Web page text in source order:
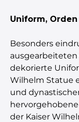
Uniform,
Besonders
dekorierte
Wilhelm Statue
und
der Kaiser